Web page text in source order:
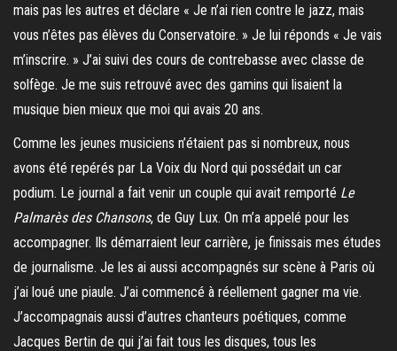
mais pas les autres et déclare « Je n’ai rien contre le jazz, mais
vous n’êtes pas élèves du Conservatoire. » Je lui réponds « Je vais
m’inscrire. » J’ai suivi des cours de contrebasse avec classe de
solfège. Je me suis retrouvé avec des gamins qui lisaient la
musique bien mieux que moi qui avais 20 ans.
Comme les jeunes musiciens n’étaient pas si nombreux, nous
avons été repérés par La Voix du Nord qui possédait un car
podium. Le journal a fait venir un couple qui avait remporté Le
Palmarès des Chansons, de Guy Lux. On m’a appelé pour les
accompagner. Ils démarraient leur carrière, je finissais mes études
de journalisme. Je les ai aussi accompagnés sur scène à Paris où
j’ai loué une piaule. J’ai commencé à réellement gagner ma vie.
J’accompagnais aussi d’autres chanteurs poétiques, comme
Jacques Bertin de qui j’ai fait tous les disques, tous les